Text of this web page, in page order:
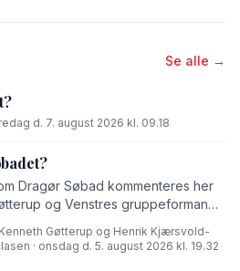
Se alle →
d. 7. august 2026 kl. 09.18
Dragør Søbad kommenteres her
og Venstres gruppeformand
Gøtterup og Henrik Kjærsvold-
· onsdag d. 5. august 2026 kl. 19.32